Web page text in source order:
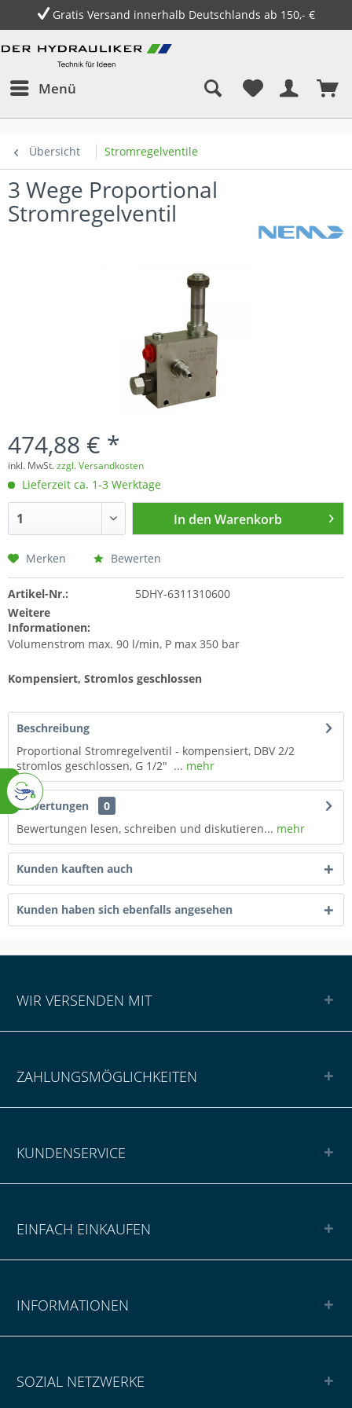
Gratis Versand innerhalb Deutschlands ab 150,- €
Menü
Übersicht Stromregelventile
3 Wege Proportional
Stromregelventil
474,88 € *
inkl. MwSt.zzgl. Versandkosten
Lieferzeit ca. 1-3 Werktage
In den Warenkorb
Merken Bewerten
Artikel-Nr.:
5DHY-6311310600
Weitere
Informationen:
Volumenstrom max. 90 l/min, P max 350 bar
Kompensiert, Stromlos geschlossen
Beschreibung
Proportional Stromregelventil - kompensiert, DBV 2/2
stromlos geschlossen, G 1/2" ... mehr
Bewertungen
0
Bewertungen lesen, schreiben und diskutieren... mehr
Kunden kauften auch
Kunden haben sich ebenfalls angesehen
WIR VERSENDEN MIT
ZAHLUNGSMÖGLICHKEITEN
KUNDENSERVICE
EINFACH EINKAUFEN
INFORMATIONEN
SOZIAL NETZWERKE